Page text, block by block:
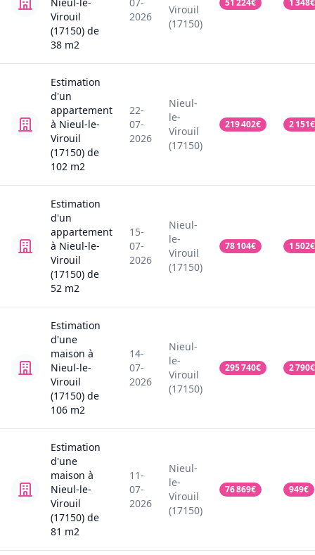
Nieul-le-
Virouil
(17150) de
38 m2
07-
2026
Virouil
(17150)
51 224€ 1 348€
Estimation
d'un
appartement
à Nieul-le-
Virouil
(17150) de
102 m2
22-
07-
2026
Nieul-
le-
Virouil
(17150)
219 402€ 2 151€
Estimation
d'un
appartement
à Nieul-le-
Virouil
(17150) de
52 m2
15-
07-
2026
Nieul-
le-
Virouil
(17150)
78 104€ 1 502€
Estimation
d'une
maison à
Nieul-le-
Virouil
(17150) de
106 m2
14-
07-
2026
Nieul-
le-
Virouil
(17150)
295 740€ 2 790€
Estimation
d'une
maison à
Nieul-le-
Virouil
(17150) de
81 m2
11-
07-
2026
Nieul-
le-
Virouil
(17150)
76 869€ 949€